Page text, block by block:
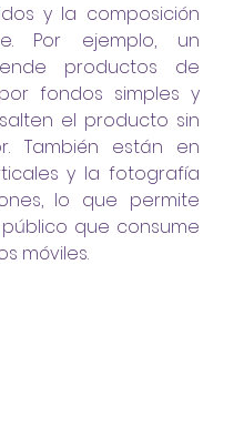
y la composición
Por ejemplo, un
productos de
fondos simples y
el producto sin
También están en
y la fotografía
lo que permite
que consume
móviles.